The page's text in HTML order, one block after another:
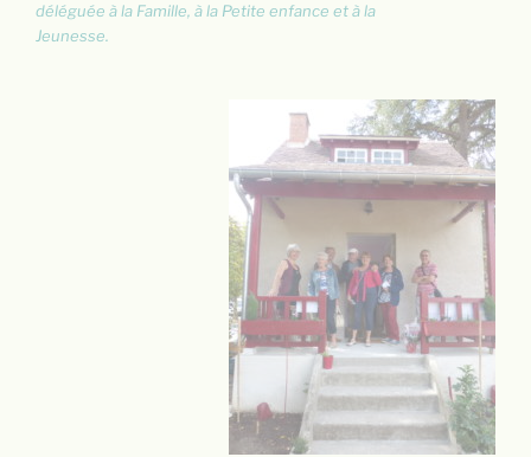
déléguée à la Famille, à la Petite enfance et à la
Jeunesse.